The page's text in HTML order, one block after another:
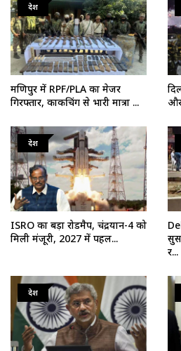
देश
मणिपुर में RPF/PLA का मेजर
गिरफ्तार, काकचिंग से भारी मात्रा ...
देश
ISRO का बड़ा रोडमैप, चंद्रयान-4 को
मिली मंजूरी, 2027 में पहल...
र...
देश